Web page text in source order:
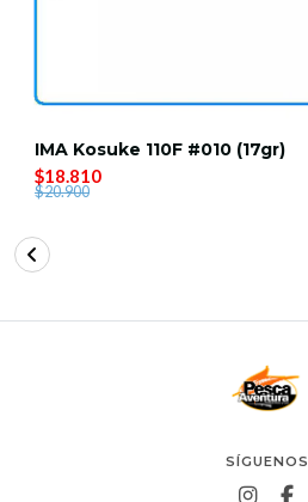
IMA Kosuke 110F #010 (17gr)
$18.810
$20.900
SÍGUENOS